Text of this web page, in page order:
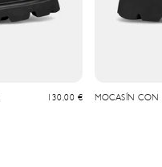
Prix de vente
130,00 €
MOCASÍN CON